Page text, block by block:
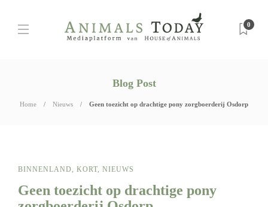
0
Blog Post
Home Nieuws Geen toezicht op drachtige pony zorgboerderij Osdorp
BINNENLAND, KORT, NIEUWS
Geen toezicht op drachtige pony